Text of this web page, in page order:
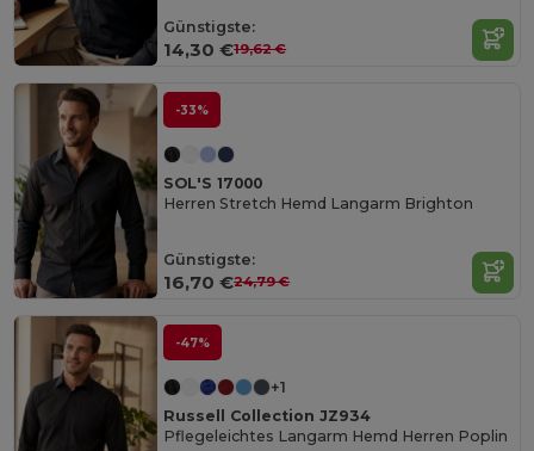
Günstigste:
14,30 €19,62 €
-33%
SOL'S 17000
Herren Stretch Hemd Langarm Brighton
Günstigste:
16,70 €24,79 €
-47%
+1
Russell Collection JZ934
Pflegeleichtes Langarm Hemd Herren Poplin